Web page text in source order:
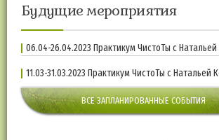
Будущие мероприятия
06.04-26.04.2023 Практикум ЧистоТы с
11.03-31.03.2023 Практикум ЧистоТы с
ВСЕ ЗАПЛАНИРОВАННЫЕ СОБЫТИЯ